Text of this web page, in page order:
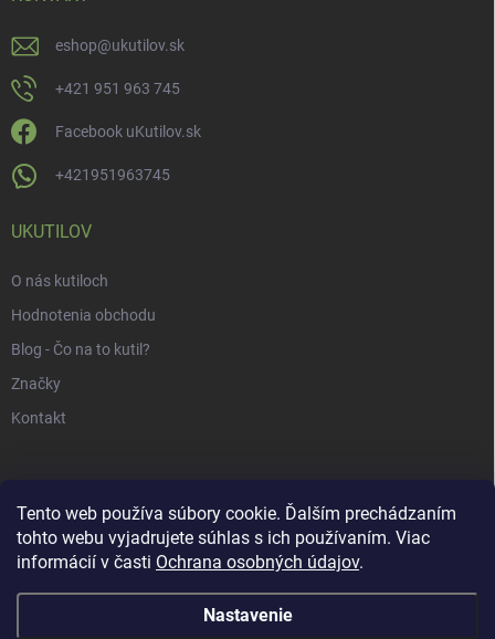
Tento web používa súbory cookie. Ďalším prechádzaním
tohto webu vyjadrujete súhlas s ich používaním. Viac
informácií v časti Ochrana osobných údajov.
Nastavenie
eshop@ukutilov.sk
+421 951 963 745
Facebook uKutilov.sk
+421951963745
UKUTILOV
O nás kutiloch
Hodnotenia obchodu
Blog - Čo na to kutil?
Značky
Kontakt